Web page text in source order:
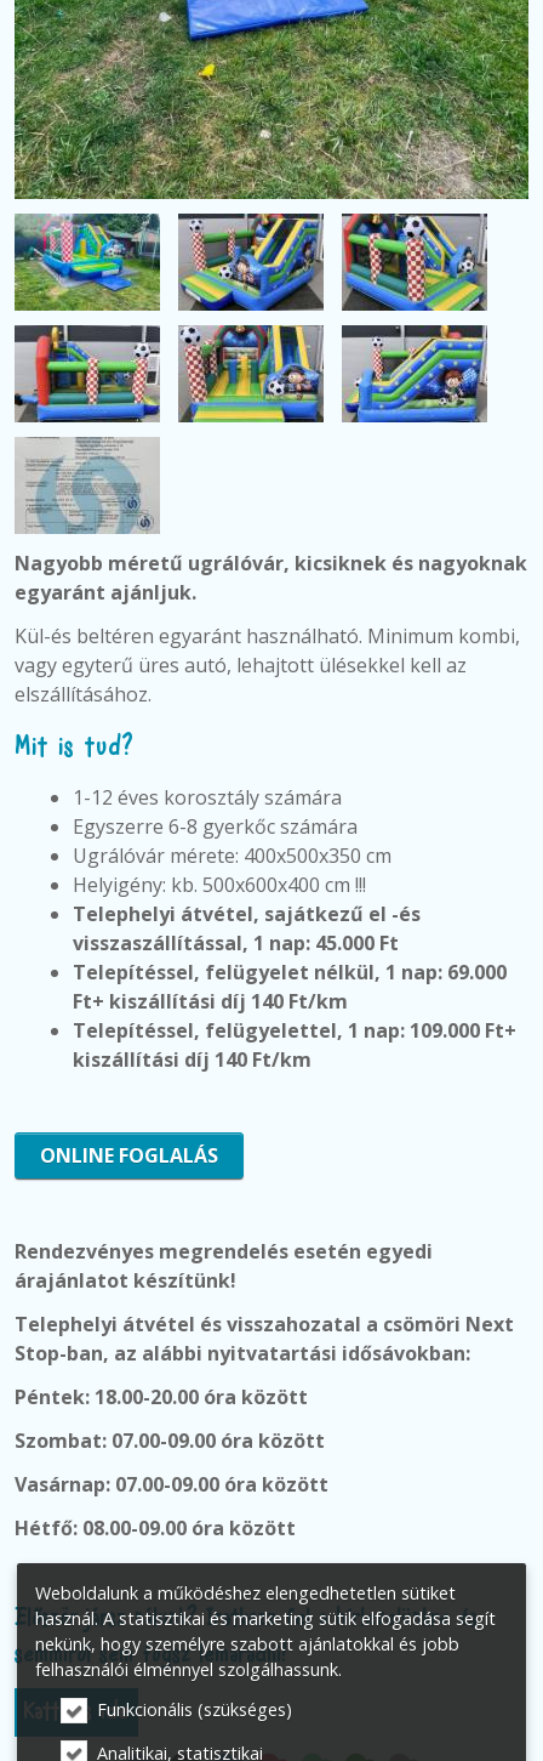
Nagyobb méretű ugrálóvár, kicsiknek és nagyoknak
egyaránt ajánljuk.
Kül-és beltéren egyaránt használható. Minimum kombi,
vagy egyterű üres autó, lehajtott ülésekkel kell az
elszállításához.
Mit is tud?
1-12 éves korosztály számára
Egyszerre 6-8 gyerkőc számára
Ugrálóvár mérete: 400x500x350 cm
Helyigény: kb. 500x600x400 cm !!!
Telephelyi átvétel, sajátkezű el -és
visszaszállítással, 1 nap: 45.000 Ft
Telepítéssel, felügyelet nélkül, 1 nap: 69.000
Ft+ kiszállítási díj 140 Ft/km
Telepítéssel, felügyelettel, 1 nap: 109.000 Ft+
kiszállítási díj 140 Ft/km
ONLINE FOGLALÁS
Rendezvényes megrendelés esetén egyedi
árajánlatot készítünk!
Telephelyi átvétel és visszahozatal a csömöri Next
Stop-ban, az alábbi nyitvatartási idősávokban:
Péntek: 18.00-20.00 óra között
Szombat: 07.00-09.00 óra között
Vasárnap: 07.00-09.00 óra között
Hétfő: 08.00-09.00 óra között
Először jársz nálunk? Iratkozz fel a hírlevelünkre és
semmiről sem fogsz lemaradni!
Kattints ide
Weboldalunk a működéshez elengedhetetlen sütiket
használ. A statisztikai és marketing sütik elfogadása segít
nekünk, hogy személyre szabott ajánlatokkal és jobb
felhasználói élménnyel szolgálhassunk.
Funkcionális (szükséges)
Analitikai, statisztikai